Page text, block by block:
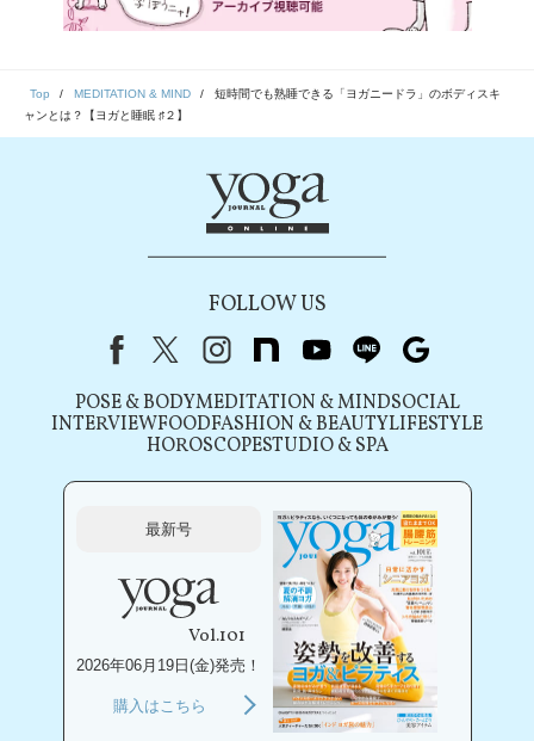
Top MEDITATION & MIND
短時間でも熟睡できる「ヨガニードラ」のボディスキ
ャンとは？【ヨガと睡眠 ♯２】
FOLLOW US
FacebookX（旧Twitter）
instagram
note youtubeline
POSE & BODYMEDITATION & MINDSOCIAL
INTERVIEWFOODFASHION & BEAUTYLIFESTYLE
HOROSCOPESTUDIO & SPA
最新号
Vol.101
2026年06月19日(金)発売！
購入はこちら